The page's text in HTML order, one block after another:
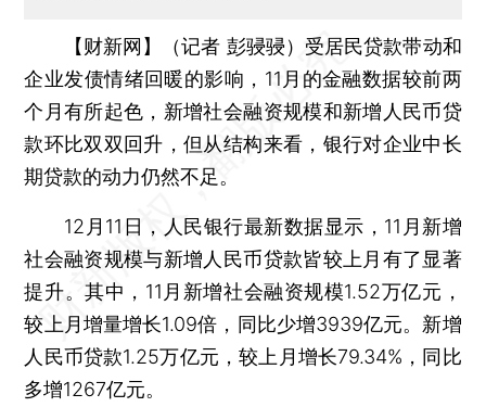
【财新网】（记者 彭骎骎） 受居民贷款带动和
企业发债情绪回暖的影响，11月的金融数据较前两
个月有所起色，新增社会融资规模和新增人民币贷
款环比双双回升，但从结构来看，银行对企业中长
期贷款的动力仍然不足。
12月11日，人民银行最新数据显示，11月新增
社会融资规模与新增人民币贷款皆较上月有了显著
提升。其中，11月新增社会融资规模1.52万亿元，
较上月增量增长1.09倍，同比少增3939亿元。新增
人民币贷款1.25万亿元，较上月增长79.34%，同比
多增1267亿元。